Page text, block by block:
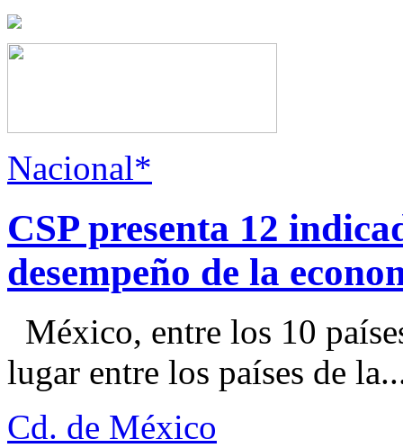
Nacional*
CSP presenta 12
desempeño de la
México, entre los 10
lugar entre los países de
Cd. de México